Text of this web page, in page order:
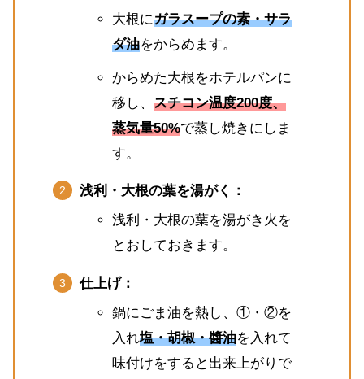
大根にガラスープの素・サラ
ダ油をからめます。
からめた大根をホテルパンに
移し、 スチコン温度200度、
蒸気量50%で蒸し焼きにしま
す。
浅利・大根の葉を湯がく：
浅利・大根の葉を湯がき火を
とおしておきます。
仕上げ：
鍋にごま油を熱し、①・②を
入れ塩・胡椒・醬油を入れて
味付けをすると出来上がりで